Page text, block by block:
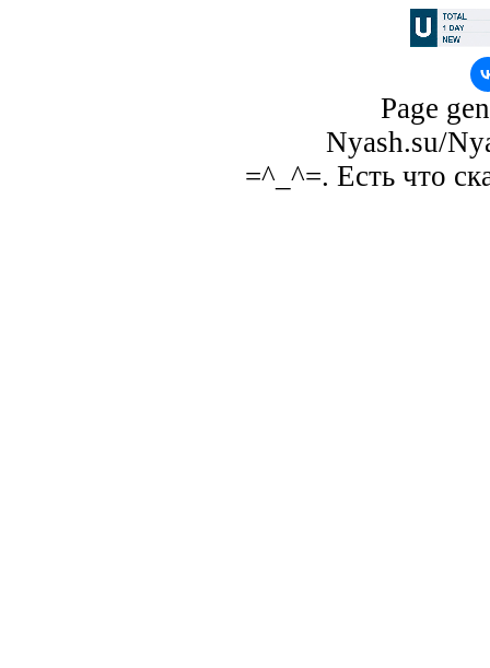
Page
Nyash.su/
=^_^=. Есть что